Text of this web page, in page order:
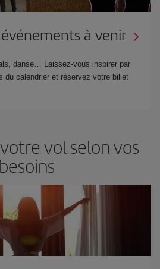
à venir
danse… Laissez-vous inspirer par
du calendrier et réservez votre billet
vol selon vos
besoins